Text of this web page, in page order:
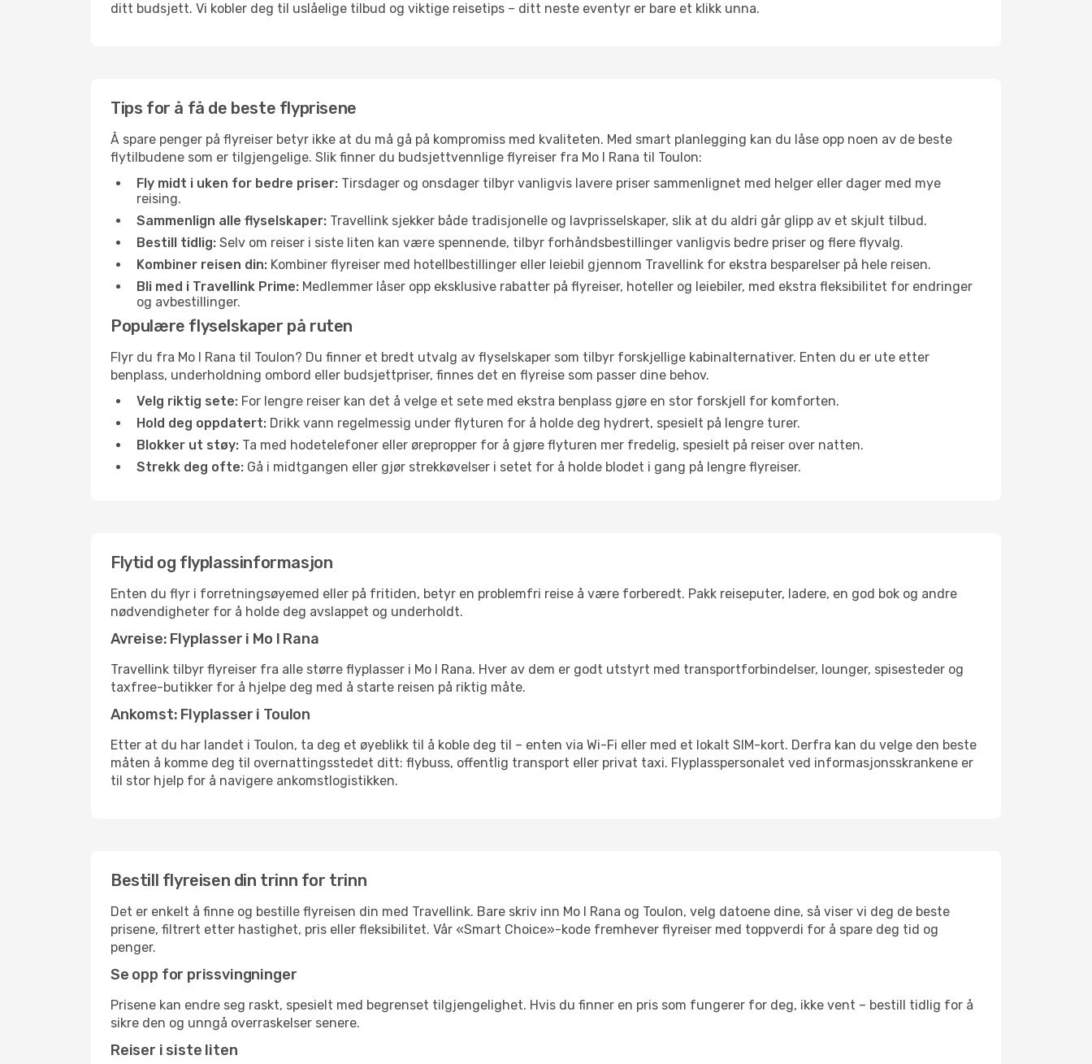
ditt budsjett. Vi kobler deg til uslåelige tilbud og viktige reisetips – ditt neste eventyr er bare et klikk unna.
Tips for å få de beste flyprisene
Å spare penger på flyreiser betyr ikke at du må gå på kompromiss med kvaliteten. Med smart planlegging kan du låse opp noen av de beste
flytilbudene som er tilgjengelige. Slik finner du budsjettvennlige flyreiser fra Mo I Rana til Toulon:
Fly midt i uken for bedre priser: Tirsdager og onsdager tilbyr vanligvis lavere priser sammenlignet med helger eller dager med mye
reising.
Sammenlign alle flyselskaper: Travellink sjekker både tradisjonelle og lavprisselskaper, slik at du aldri går glipp av et skjult tilbud.
Bestill tidlig: Selv om reiser i siste liten kan være spennende, tilbyr forhåndsbestillinger vanligvis bedre priser og flere flyvalg.
Kombiner reisen din: Kombiner flyreiser med hotellbestillinger eller leiebil gjennom Travellink for ekstra besparelser på hele reisen.
Bli med i Travellink Prime: Medlemmer låser opp eksklusive rabatter på flyreiser, hoteller og leiebiler, med ekstra fleksibilitet for endringer
og avbestillinger.
Populære flyselskaper på ruten
Flyr du fra Mo I Rana til Toulon? Du finner et bredt utvalg av flyselskaper som tilbyr forskjellige kabinalternativer. Enten du er ute etter
benplass, underholdning ombord eller budsjettpriser, finnes det en flyreise som passer dine behov.
Velg riktig sete: For lengre reiser kan det å velge et sete med ekstra benplass gjøre en stor forskjell for komforten.
Hold deg oppdatert: Drikk vann regelmessig under flyturen for å holde deg hydrert, spesielt på lengre turer.
Blokker ut støy: Ta med hodetelefoner eller ørepropper for å gjøre flyturen mer fredelig, spesielt på reiser over natten.
Strekk deg ofte: Gå i midtgangen eller gjør strekkøvelser i setet for å holde blodet i gang på lengre flyreiser.
Flytid og flyplassinformasjon
Enten du flyr i forretningsøyemed eller på fritiden, betyr en problemfri reise å være forberedt. Pakk reiseputer, ladere, en god bok og andre
nødvendigheter for å holde deg avslappet og underholdt.
Avreise: Flyplasser i Mo I Rana
Travellink tilbyr flyreiser fra alle større flyplasser i Mo I Rana. Hver av dem er godt utstyrt med transportforbindelser, lounger, spisesteder og
taxfree-butikker for å hjelpe deg med å starte reisen på riktig måte.
Ankomst: Flyplasser i Toulon
Etter at du har landet i Toulon, ta deg et øyeblikk til å koble deg til – enten via Wi-Fi eller med et lokalt SIM-kort. Derfra kan du velge den beste
måten å komme deg til overnattingsstedet ditt: flybuss, offentlig transport eller privat taxi. Flyplasspersonalet ved informasjonsskrankene er
til stor hjelp for å navigere ankomstlogistikken.
Bestill flyreisen din trinn for trinn
Det er enkelt å finne og bestille flyreisen din med Travellink. Bare skriv inn Mo I Rana og Toulon, velg datoene dine, så viser vi deg de beste
prisene, filtrert etter hastighet, pris eller fleksibilitet. Vår «Smart Choice»-kode fremhever flyreiser med toppverdi for å spare deg tid og
penger.
Se opp for prissvingninger
Prisene kan endre seg raskt, spesielt med begrenset tilgjengelighet. Hvis du finner en pris som fungerer for deg, ikke vent – bestill tidlig for å
sikre den og unngå overraskelser senere.
Reiser i siste liten